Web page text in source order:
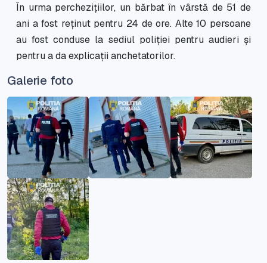
În urma perchezițiilor, un bărbat în vârstă de 51 de
ani a fost reținut pentru 24 de ore. Alte 10 persoane
au fost conduse la sediul poliției pentru audieri și
pentru a da explicații anchetatorilor.
Galerie foto